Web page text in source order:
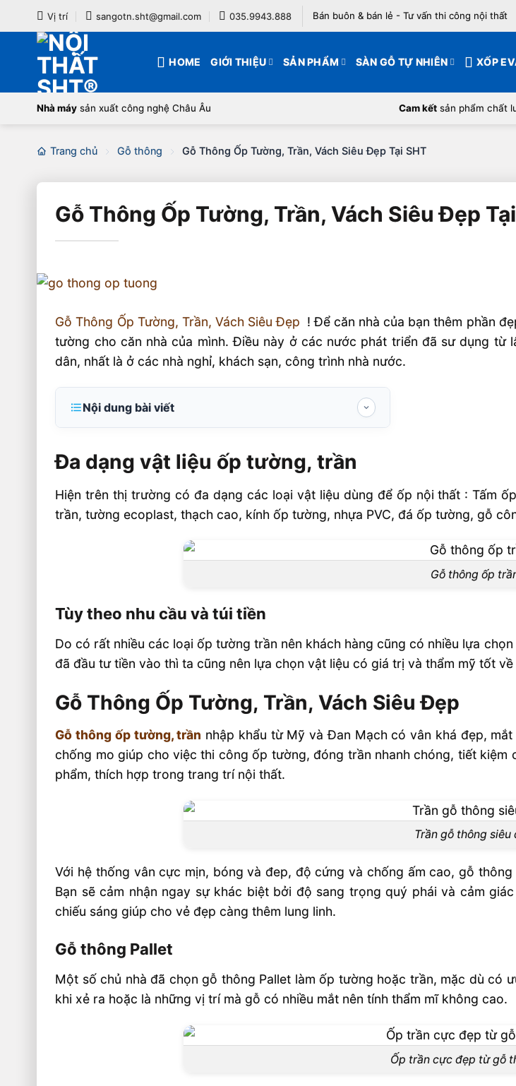
qua
Vị trí sangotn.sht@gmail.com 035.9943.888 Bán buôn & bán lẻ - Tư vấn thi công nội thất
HOME GIỚI THIỆU SẢN PHẨM SÀN GỖ TỰ NHIÊN XỐP
Nhà máy sản xuất công nghệ Châu Âu Cam kếtsản phẩm chất
Trang chủ Gỗ thông Gỗ Thông Ốp Tường, Trần, Vách Siêu Đẹp Tại SHT
Gỗ Thông Ốp Tường, Trần, Vách Siêu Đẹp
Gỗ Thông Ốp Tường, Trần, Vách Siêu Đẹp ! Để căn nhà của bạn thêm phần
tường cho căn nhà của mình. Điều này ở các nước phát triển đã sư dụng từ
dân, nhất là ở các nhà nghỉ, khách sạn, công trình nhà nước.
Nội dung bài viết
Tùy theo nhu cầu và túi tiền
Gỗ Thông Ốp Tường, Trần, Vách Siêu Đẹp
Gỗ thông Pallet
Gỗ Thông Nhập Khẩu Làm Nội Thất Tại SHT
Gỗ Thông Ốp Tường, Trần, Vách
Đa dạng vật liệu ốp tường, trần
Hiện trên thị trường có đa dạng các loại vật liệu dùng để ốp nội thất : Tấm
trần, tường ecoplast, thạch cao, kính ốp tường, nhựa PVC, đá ốp tường, gỗ
Gỗ thông ốp
Tùy theo nhu cầu và túi tiền
Do có rất nhiều các loại ốp tường trần nên khách hàng cũng có nhiều lựa
đã đầu tư tiền vào thì ta cũng nên lựa chọn vật liệu có giá trị và thẩm mỹ tốt về
Gỗ Thông Ốp Tường, Trần, Vách Siêu Đẹp
Gỗ thông ốp tường, trần nhập khẩu từ Mỹ và Đan Mạch có vân khá đẹp,
chống mo giúp cho việc thi công ốp tường, đóng trần nhanh chóng, tiết
phẩm, thích hợp trong trang trí nội thất.
Trần gỗ thông siêu
Với hệ thống vân cực mịn, bóng và đep, độ cứng và chống ấm cao, gỗ
Bạn sẽ cảm nhận ngay sự khác biệt bởi độ sang trọng quý phái và cảm
chiếu sáng giúp cho vẻ đẹp càng thêm lung linh.
Gỗ thông Pallet
Một số chủ nhà đã chọn gỗ thông Pallet làm ốp tường hoặc trần, mặc dù có
khi xẻ ra hoặc là những vị trí mà gỗ có nhiều mắt nên tính thẩm mĩ không cao.
Ốp trần cực đẹp từ gỗ